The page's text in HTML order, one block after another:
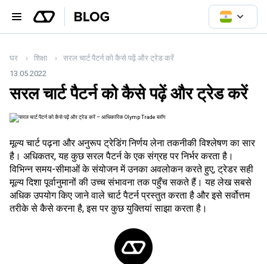
घर शिक्षा
सरल चार्ट पैटर्न को कैसे पढ़ें और ट्रेड करें
13.05.2022
सरल चार्ट पैटर्न को कैसे पढ़ें और ट्रेड करें
मूल्य चार्ट पढ़ना और अनुरूप ट्रेडिंग निर्णय लेना तकनीकी विश्लेषण का सार
है। अधिकतर, यह कुछ सरल पैटर्न के एक संग्रह पर निर्भर करता है।
विभिन्न समय-सीमाओं के संयोजन में उनका अवलोकन करते हुए, ट्रेडर सही
मूल्य दिशा पूर्वानुमानों की उच्च संभावना तक पहुँच सकते हैं। यह लेख सबसे
अधिक उपयोग किए जाने वाले चार्ट पैटर्न प्रस्तुत करता है और इसे सर्वोत्तम
तरीके से कैसे करना है, इस पर कुछ युक्तियां साझा करता है।